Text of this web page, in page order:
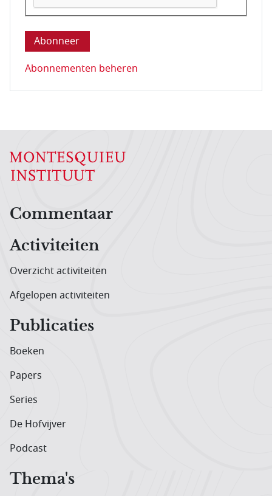
Deze vraag is om te controleren dat u een mens
Abonnementen beheren
Hoofdnavigatiemenu
Commentaar
Activiteiten
Overzicht activiteiten
Afgelopen activiteiten
Publicaties
Boeken
Papers
Series
De Hofvijver
Podcast
Thema's